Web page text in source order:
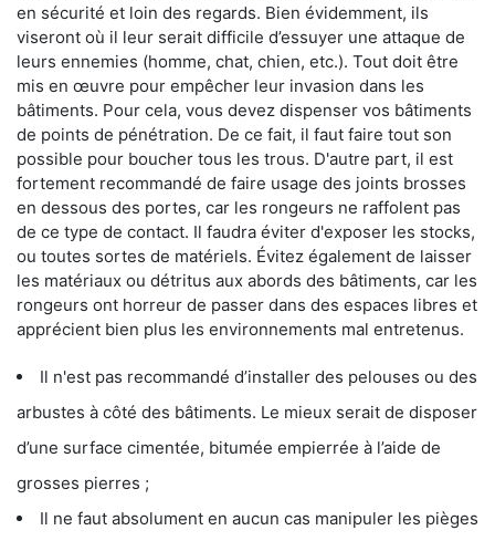
en sécurité et loin des regards. Bien évidemment, ils
viseront où il leur serait difficile d’essuyer une attaque de
leurs ennemies (homme, chat, chien, etc.). Tout doit être
mis en œuvre pour empêcher leur invasion dans les
bâtiments. Pour cela, vous devez dispenser vos bâtiments
de points de pénétration. De ce fait, il faut faire tout son
possible pour boucher tous les trous. D'autre part, il est
fortement recommandé de faire usage des joints brosses
en dessous des portes, car les rongeurs ne raffolent pas
de ce type de contact. Il faudra éviter d'exposer les stocks,
ou toutes sortes de matériels. Évitez également de laisser
les matériaux ou détritus aux abords des bâtiments, car les
rongeurs ont horreur de passer dans des espaces libres et
apprécient bien plus les environnements mal entretenus.
Il n'est pas recommandé d’installer des pelouses ou des
arbustes à côté des bâtiments. Le mieux serait de disposer
d’une surface cimentée, bitumée empierrée à l’aide de
grosses pierres ;
Il ne faut absolument en aucun cas manipuler les pièges